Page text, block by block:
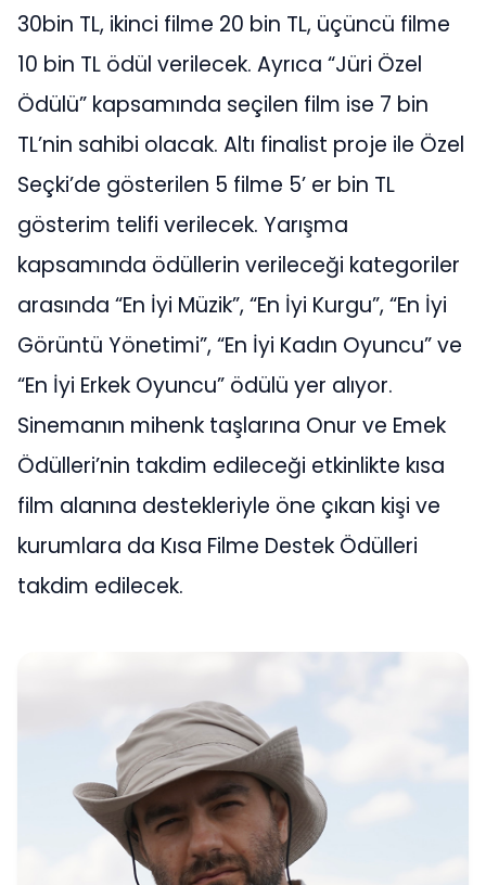
30bin TL, ikinci filme 20 bin TL, üçüncü filme
10 bin TL ödül verilecek. Ayrıca “Jüri Özel
Ödülü” kapsamında seçilen film ise 7 bin
TL’nin sahibi olacak. Altı finalist proje ile Özel
Seçki’de gösterilen 5 filme 5’ er bin TL
gösterim telifi verilecek. Yarışma
kapsamında ödüllerin verileceği kategoriler
arasında “En İyi Müzik”, “En İyi Kurgu”, “En İyi
Görüntü Yönetimi”, “En İyi Kadın Oyuncu” ve
“En İyi Erkek Oyuncu” ödülü yer alıyor.
Sinemanın mihenk taşlarına Onur ve Emek
Ödülleri’nin takdim edileceği etkinlikte kısa
film alanına destekleriyle öne çıkan kişi ve
kurumlara da Kısa Filme Destek Ödülleri
takdim edilecek.